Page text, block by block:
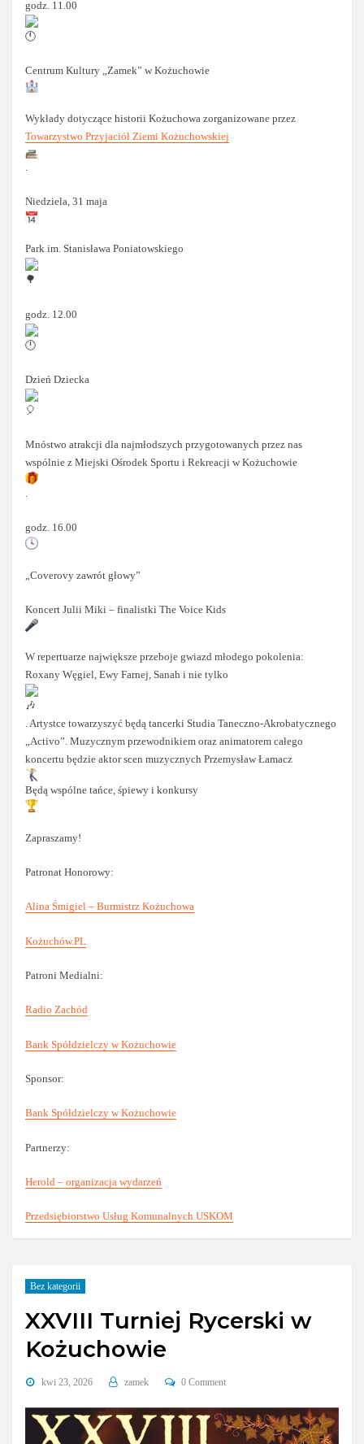
godz. 11.00
Centrum Kultury „Zamek” w Kożuchowie
Wykłady dotyczące historii Kożuchowa zorganizowane przez
Towarzystwo Przyjaciół Ziemi Kożuchowskiej
Niedziela, 31 maja
Park im. Stanisława Poniatowskiego
godz. 12.00
Dzień Dziecka
Mnóstwo atrakcji dla najmłodszych przygotowanych przez nas
wspólnie z Miejski Ośrodek Sportu i Rekreacji w Kożuchowie
.
godz. 16.00
„Coverovy zawrót głowy”
Koncert Julii Miki – finalistki The Voice Kids
W repertuarze największe przeboje gwiazd młodego pokolenia:
Roxany Węgiel, Ewy Farnej, Sanah i nie tylko
. Artystce towarzyszyć będą tancerki Studia Taneczno-Akrobatycznego
„Activo”. Muzycznym przewodnikiem oraz animatorem całego
koncertu będzie aktor scen muzycznych Przemysław Łamacz
Będą wspólne tańce, śpiewy i konkursy
Zapraszamy!
Patronat Honorowy:
Alina Śmigiel – Burmistrz Kożuchowa
Kożuchów.PL
Patroni Medialni:
Radio Zachód
Bank Spółdzielczy w Kożuchowie
Sponsor:
Bank Spółdzielczy w Kożuchowie
Partnerzy:
Herold – organizacja wydarzeń
Przedsiębiorstwo Usług Komunalnych USKOM
Bez kategorii
XXVIII Turniej Rycerski w
Kożuchowie
kwi 23, 2026 zamek 0 Comment